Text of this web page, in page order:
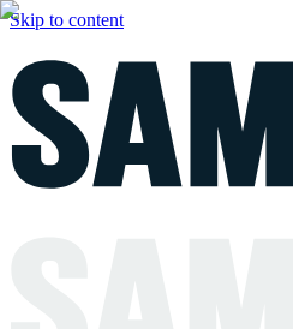
Skip to content